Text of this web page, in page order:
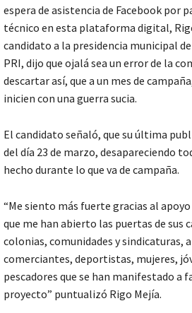
espera de asistencia de Facebook por
técnico en esta plataforma digital,
candidato a la presidencia municipal
PRI, dijo que ojalá sea un error de la
descartar así, que a un mes de
inicien con una guerra sucia.
El candidato señaló, que su última
del día 23 de marzo, desapareciendo
hecho durante lo que va de campaña.
“Me siento más fuerte gracias al
que me han abierto las puertas de sus
colonias, comunidades y sindicaturas,
comerciantes, deportistas, mujeres,
pescadores que se han manifestado a
proyecto” puntualizó Rigo Mejía.